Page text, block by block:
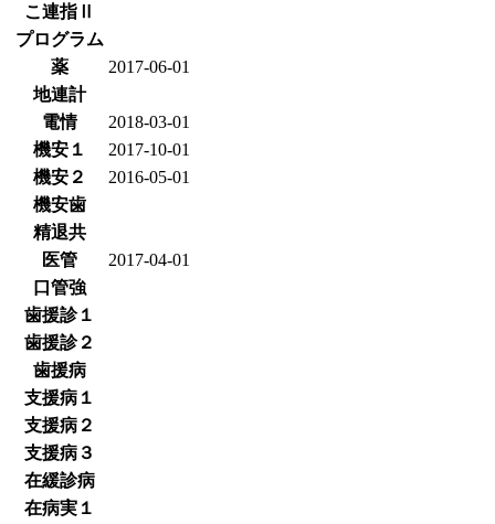
こ連指Ⅱ
プログラム
薬
2017-06-01
地連計
電情
2018-03-01
機安１
2017-10-01
機安２
2016-05-01
機安歯
精退共
医管
2017-04-01
口管強
歯援診１
歯援診２
歯援病
支援病１
支援病２
支援病３
在緩診病
在病実１